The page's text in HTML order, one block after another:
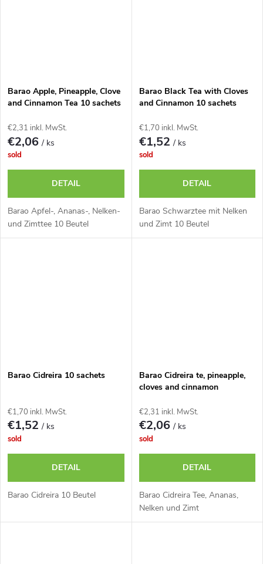
Barao Apple, Pineapple, Clove
and Cinnamon Tea 10 sachets
€2,31 inkl. MwSt.
€2,06/ ks
sold
DETAIL
Barao Apfel-, Ananas-, Nelken-
und Zimttee 10 Beutel
Barao Black Tea with Cloves
and Cinnamon 10 sachets
€1,70 inkl. MwSt.
€1,52/ ks
sold
DETAIL
Barao Schwarztee mit Nelken
und Zimt 10 Beutel
Barao Cidreira 10 sachets
€1,70 inkl. MwSt.
€1,52/ ks
sold
DETAIL
Barao Cidreira 10 Beutel
Barao Cidreira te, pineapple,
cloves and cinnamon
€2,31 inkl. MwSt.
€2,06/ ks
sold
DETAIL
Barao Cidreira Tee, Ananas,
Nelken und Zimt